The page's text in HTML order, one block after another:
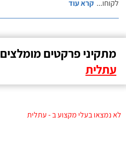
לקוחו... קרא עוד
מתקיני פרקטים מומלצים
עתלית
לא נמצאו בעלי מקצוע ב - עתלית